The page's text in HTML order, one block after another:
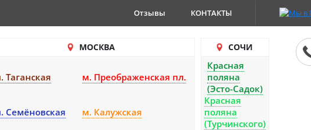
Отзывы КОНТАКТЫ
МОСКВА
Таганская м. Преображенская пл.
Семёновская м. Калужская
СОЧИ
Красная
поляна
(Эсто-Садок)
Красная
поляна
(Турчинского)